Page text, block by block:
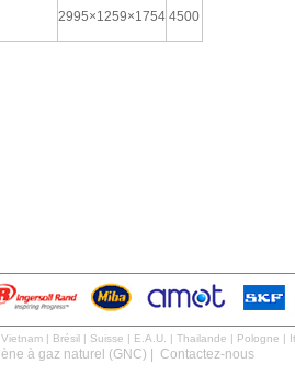
2995×1259×1754 4500
Vietnam | Brésil | Suisse | E.A.U. | Thailande | Pologne |
à gaz naturel (GNC)
Contactez-nous